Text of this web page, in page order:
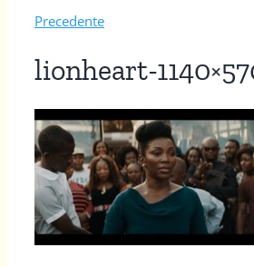
Precedente
lionheart-